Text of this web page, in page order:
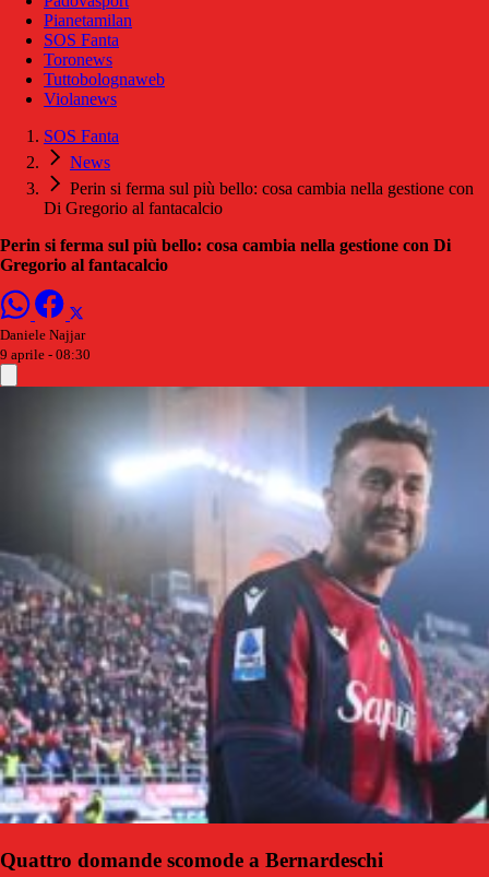
Pianetamilan
SOS Fanta
Toronews
Tuttobolognaweb
Violanews
SOS Fanta
News
Perin si ferma sul più bello: cosa cambia nella gestione con
Di Gregorio al fantacalcio
Perin si ferma sul più bello: cosa cambia nella gestione con Di
Gregorio al fantacalcio
Daniele Najjar
9 aprile - 08:30
Quattro domande scomode a Bernardeschi